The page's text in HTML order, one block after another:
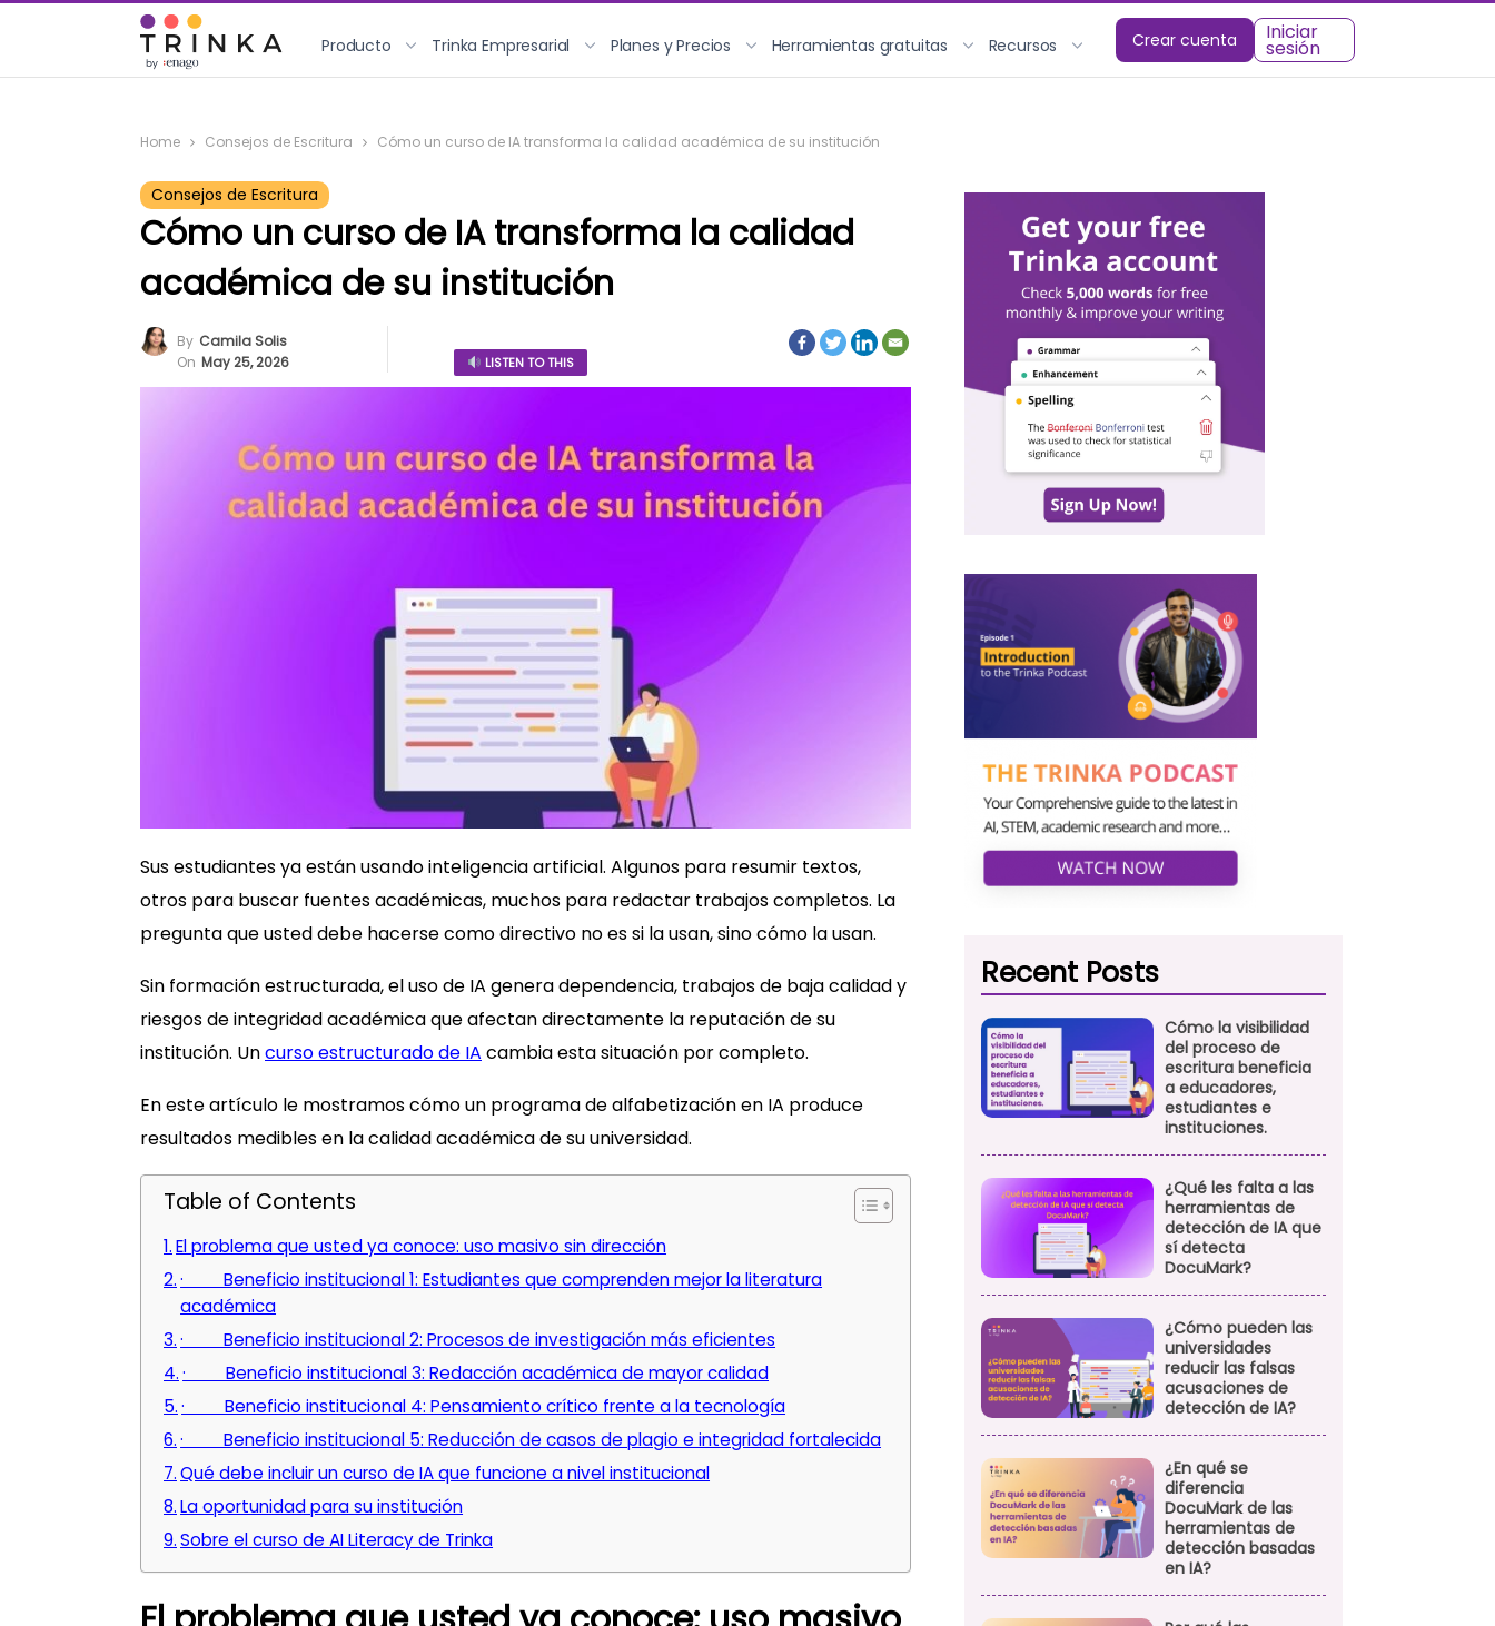
Producto Trinka Empresarial Planes y Precios Herramientas gratuitas Recursos Crear cuenta Iniciar
sesión
Home Consejos de Escritura Cómo un curso de IA transforma la calidad académica de su institución
Consejos de Escritura
Cómo un curso de IA transforma la calidad
académica de su institución
By Camila Solis
On May 25, 2026 LISTEN TO THIS
Sus estudiantes ya están usando inteligencia artificial. Algunos para resumir textos,
otros para buscar fuentes académicas, muchos para redactar trabajos completos. La
pregunta que usted debe hacerse como directivo no es si la usan, sino cómo la usan.
Sin formación estructurada, el uso de IA genera dependencia, trabajos de baja calidad y
riesgos de integridad académica que afectan directamente la reputación de su
institución. Uncurso estructurado de IA cambia esta situación por completo.
En este artículo le mostramos cómo un programa de alfabetización en IA produce
resultados medibles en la calidad académica de su universidad.
Table of Contents
El problema que usted ya conoce: uso masivo sin dirección
· Beneficio institucional 1: Estudiantes que comprenden mejor la literatura
académica
· Beneficio institucional 2: Procesos de investigación más eficientes
· Beneficio institucional 3: Redacción académica de mayor calidad
· Beneficio institucional 4: Pensamiento crítico frente a la tecnología
· Beneficio institucional 5: Reducción de casos de plagio e integridad fortalecida
Qué debe incluir un curso de IA que funcione a nivel institucional
La oportunidad para su institución
Sobre el curso de AI Literacy de Trinka
Recent Posts
Cómo la visibilidad
del proceso de
escritura beneficia
a educadores,
estudiantes e
instituciones.
¿Qué les falta a las
herramientas de
detección de IA que
sí detecta
DocuMark?
¿Cómo pueden las
universidades
reducir las falsas
acusaciones de
detección de IA?
¿En qué se
diferencia
DocuMark de las
herramientas de
detección basadas
en IA?